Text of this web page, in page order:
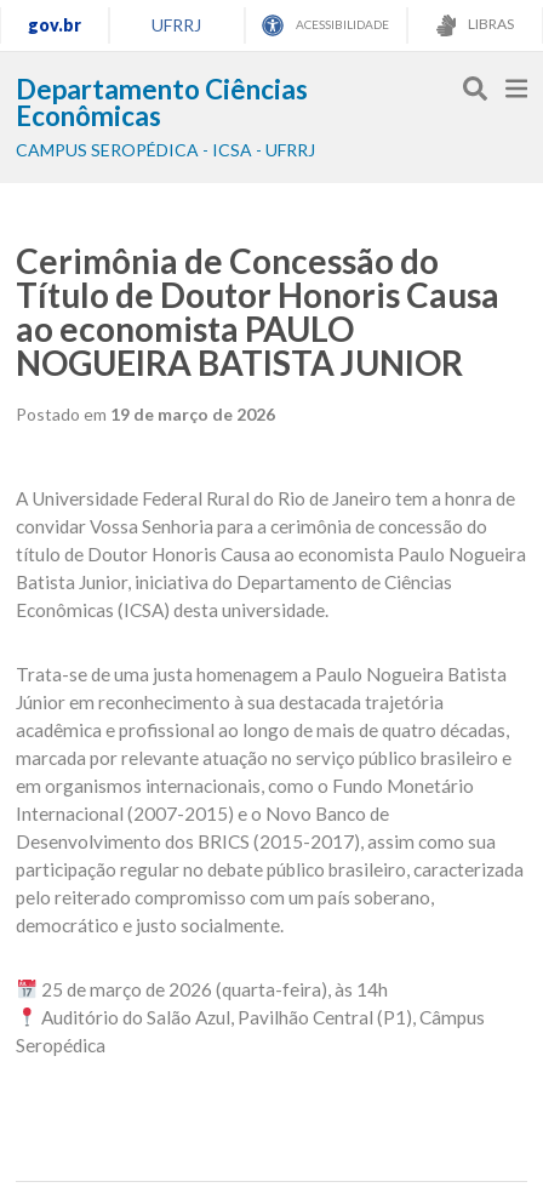
gov.br UFRRJ ACESSIBILIDADE LIBRAS
Departamento Ciências
Econômicas
CAMPUS SEROPÉDICA - ICSA - UFRRJ
Cerimônia de Concessão do
Título de Doutor Honoris Causa
ao economista PAULO
NOGUEIRA BATISTA JUNIOR
Postado em 19 de março de 2026
A Universidade Federal Rural do Rio de Janeiro tem a honra de
convidar Vossa Senhoria para a cerimônia de concessão do
título de Doutor Honoris Causa ao economista Paulo Nogueira
Batista Junior, iniciativa do Departamento de Ciências
Econômicas (ICSA) desta universidade.
Trata-se de uma justa homenagem a Paulo Nogueira Batista
Júnior em reconhecimento à sua destacada trajetória
acadêmica e profissional ao longo de mais de quatro décadas,
marcada por relevante atuação no serviço público brasileiro e
em organismos internacionais, como o Fundo Monetário
Internacional (2007-2015) e o Novo Banco de
Desenvolvimento dos BRICS (2015-2017), assim como sua
participação regular no debate público brasileiro, caracterizada
pelo reiterado compromisso com um país soberano,
democrático e justo socialmente.
25 de março de 2026 (quarta-feira), às 14h
Auditório do Salão Azul, Pavilhão Central (P1), Câmpus
Seropédica